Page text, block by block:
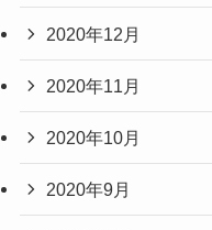
2020年12月
2020年11月
2020年10月
2020年9月